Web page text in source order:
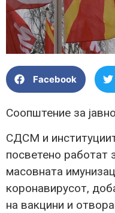
Facebook
Соопштение за
СДСМ и
посветено работат
масовната
коронавирусот,
на вакцини и